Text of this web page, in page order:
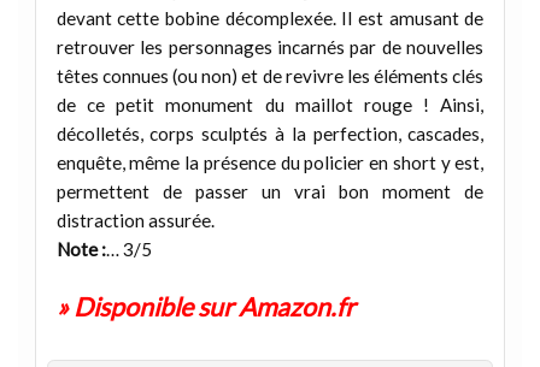
devant cette bobine décomplexée. Il est amusant de
retrouver les personnages incarnés par de nouvelles
têtes connues (ou non) et de revivre les éléments clés
de ce petit monument du maillot rouge ! Ainsi,
décolletés, corps sculptés à la perfection, cascades,
enquête, même la présence du policier en short y est,
permettent de passer un vrai bon moment de
distraction assurée.
Note :… 3/5
» Disponible sur Amazon.fr